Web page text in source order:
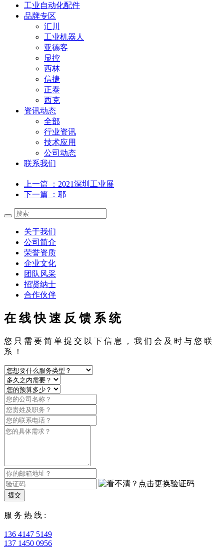
工业自动化配件
品牌专区
汇川
工业机器人
亚德客
显控
西林
信捷
正泰
西克
资讯动态
全部
行业资讯
技术应用
公司动态
联系我们
上一篇
：2021深圳工业展
下一篇
：耶
关于我们
公司简介
荣誉资质
企业文化
团队风采
招贤纳士
合作伙伴
在 线 快 速 反 馈 系 统
您 只 需 要 简 单 提 交 以 下 信 息 ， 我 们 会 及 时 与 您 联
系 ！
提交
服 务 热 线 :
136 4147 5149
137 1450 0956